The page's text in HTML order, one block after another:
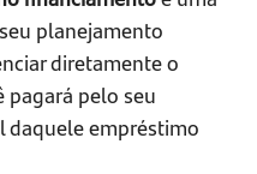
planejamento
diretamente o
pagará pelo seu
empréstimo